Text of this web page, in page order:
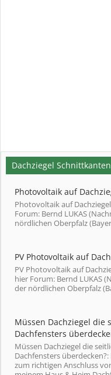
Dachziegel
Photovoltaik auf
Photovoltaik auf
Forum: Bernd LUKAS
nördlichen Oberpfalz
PV Photovoltaik auf
PV Photovoltaik auf
hier Forum: Bernd LUKAS
der nördlichen Oberpfalz
Müssen Dachziegel die
Dachfensters
Müssen Dachziegel die
Dachfensters
zum richtigen Anschluss